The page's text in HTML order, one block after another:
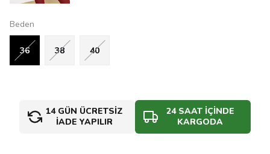
Beden
36 38 40
14 GÜN ÜCRETSİZ
İADE YAPILIR
24 SAAT İÇİNDE
KARGODA